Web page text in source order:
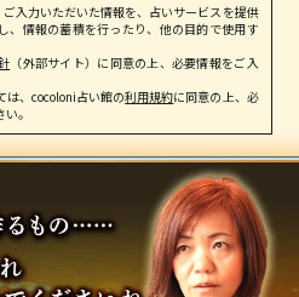
入力いただいた情報を、占いサービスを提供
、情報の蓄積を行ったり、他の目的で使用す
（外部サイト）に同意の上、必要情報をご入
は、cocoloni占い館の利用規約に同意の上、必
。